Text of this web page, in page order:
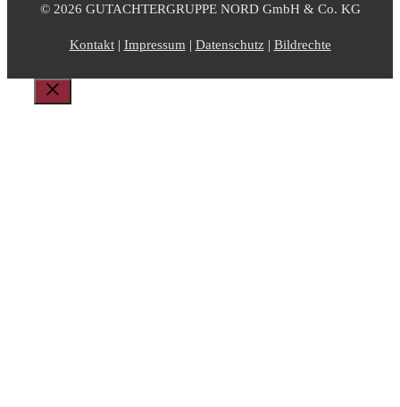
© 2026 GUTACHTERGRUPPE NORD GmbH & Co. KG
Kontakt| Impressum | Datenschutz| Bildrechte
Schließen